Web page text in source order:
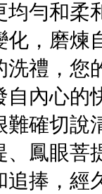
均勻和
，磨煉
洗禮，您
自內心的
難確切說
鳳眼菩
捧，經